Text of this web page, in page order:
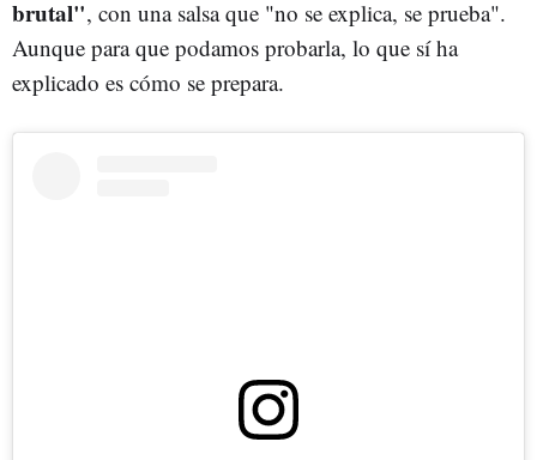
brutal", con una salsa que "no se explica, se prueba".
Aunque para que podamos probarla, lo que sí ha
explicado es cómo se prepara.